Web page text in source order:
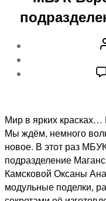
Мир в ярких
Мы ждём, немного
новое. В этот раз
подразделение
Камсковой Оксаны
модульные поделки,